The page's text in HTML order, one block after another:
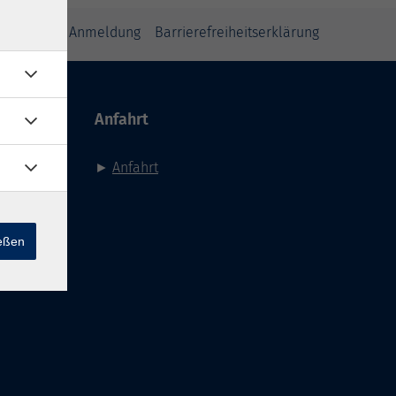
zur Anmeldung Barrierefreiheitserklärung
Anfahrt
► Anfahrt